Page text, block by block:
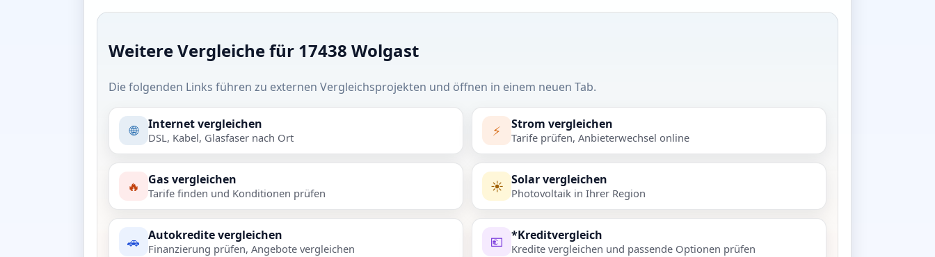
Weitere Vergleiche für 17438 Wolgast
Die folgenden Links führen zu externen Vergleichsprojekten und öffnen in einem neuen Tab.
🌐 Internet vergleichen
DSL, Kabel, Glasfaser nach Ort ⚡ Strom vergleichen
Tarife prüfen, Anbieterwechsel online
🔥 Gas vergleichen
Tarife finden und Konditionen prüfen ☀️ Solar vergleichen
Photovoltaik in Ihrer Region
🚗 Autokredite vergleichen
Finanzierung prüfen, Angebote vergleichen 💶 *Kreditvergleich
Kredite vergleichen und passende Optionen prüfen